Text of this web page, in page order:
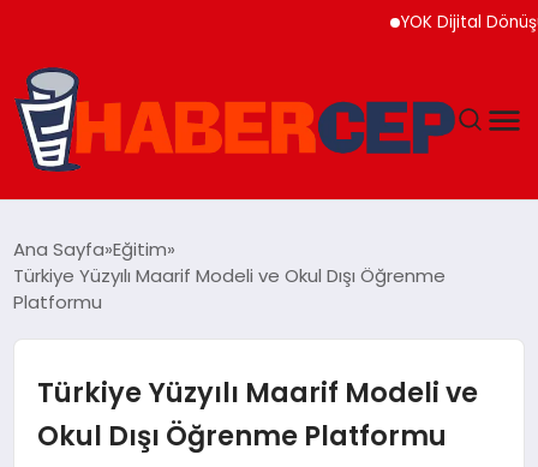
YOK Dijital Dönüşüm
GÜNDEM
Ana Sayfa Eğitim
Türkiye Yüzyılı Maarif Modeli ve Okul Dışı Öğrenme
Platformu
Türkiye Yüzyılı Maarif Modeli ve
Okul Dışı Öğrenme Platformu